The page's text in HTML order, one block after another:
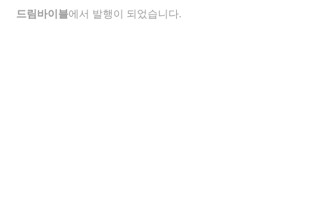
드림바이블에서 발행이 되었습니다.